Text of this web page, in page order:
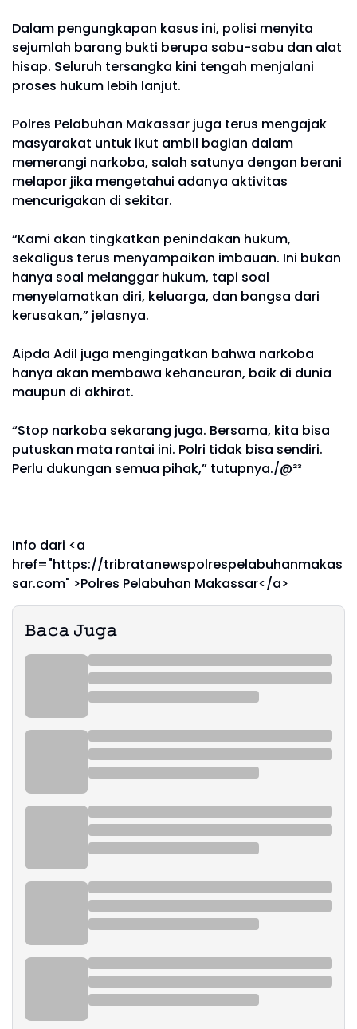
Dalam pengungkapan kasus ini, polisi menyita
sejumlah barang bukti berupa sabu-sabu dan alat
hisap. Seluruh tersangka kini tengah menjalani
proses hukum lebih lanjut.
Polres Pelabuhan Makassar juga terus mengajak
masyarakat untuk ikut ambil bagian dalam
memerangi narkoba, salah satunya dengan berani
melapor jika mengetahui adanya aktivitas
mencurigakan di sekitar.
“Kami akan tingkatkan penindakan hukum,
sekaligus terus menyampaikan imbauan. Ini bukan
hanya soal melanggar hukum, tapi soal
menyelamatkan diri, keluarga, dan bangsa dari
kerusakan,” jelasnya.
Aipda Adil juga mengingatkan bahwa narkoba
hanya akan membawa kehancuran, baik di dunia
maupun di akhirat.
“Stop narkoba sekarang juga. Bersama, kita bisa
putuskan mata rantai ini. Polri tidak bisa sendiri.
Perlu dukungan semua pihak,” tutupnya./@²³
Info dari <a
href="https://tribratanewspolrespelabuhanmakas
sar.com" >Polres Pelabuhan Makassar</a>
𝙱𝚊𝚌𝚊 𝙹𝚞𝚐𝚊